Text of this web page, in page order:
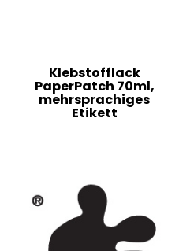
Klebstofflack
PaperPatch 70ml,
mehrsprachiges
Etikett